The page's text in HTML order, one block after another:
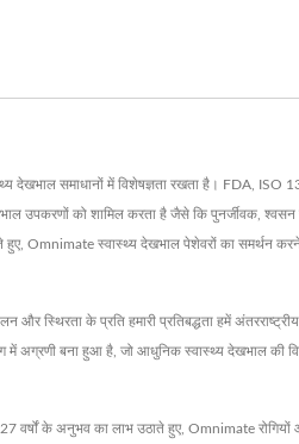
देखभाल समाधानों में विशेषज्ञता रखता है। FDA, ISO
उपकरणों को शामिल करता है जैसे कि पुनर्जीवक,
हुए, Omnimate स्वास्थ्य देखभाल पेशेवरों का समर्थन करने
स्थिरता के प्रति हमारी प्रतिबद्धता हमें अंतरराष्ट्रीय
में अग्रणी बना हुआ है, जो आधुनिक स्वास्थ्य देखभाल की
वर्षों के अनुभव का लाभ उठाते हुए, Omnimate